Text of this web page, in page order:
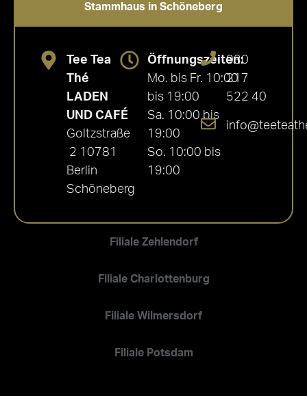
Stammhaus in Schöneberg
Filiale Zehlendorf
Filiale Charlottenburg
Filiale Wilmersdorf
Filiale Potsdam
Tee Tea
Thé
LADEN
UND CAFÉ
Goltzstraße
2 10781
Berlin
Schöneberg
Öffnungszeiten:
Mo. bis Fr. 10:00
bis 19:00
Sa. 10:00 bis
19:00
So. 10:00 bis
19:00
030
217
522 40